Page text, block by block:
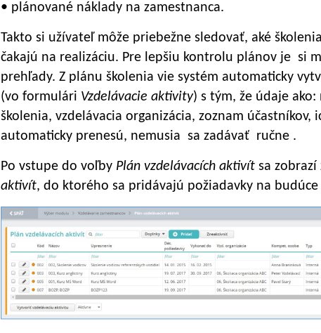
• plánované náklady na zamestnanca.
Takto si užívateľ môže priebežne sledovať, aké
čakajú na realizáciu. Pre lepšiu kontrolu plánov je si
prehľady. Z plánu školenia vie systém automaticky
(vo formulári Vzdelávacie aktivity) s tým, že údaje
školenia, vzdelávacia organizácia, zoznam účastníkov,
automaticky prenesú, nemusia sa zadávať ručne .
Po vstupe do voľby Plán vzdelávacích aktivít sa zobrazí
aktivít, do ktorého sa pridávajú požiadavky na